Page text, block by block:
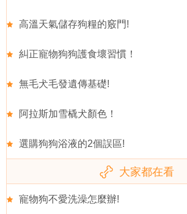
高溫天氣儲存狗糧的竅門!
糾正寵物狗狗護食壞習慣！
無毛犬毛發遺傳基礎!
阿拉斯加雪橇犬顏色！
選購狗狗浴液的2個誤區!
大家都在看
寵物狗不愛洗澡怎麼辦!